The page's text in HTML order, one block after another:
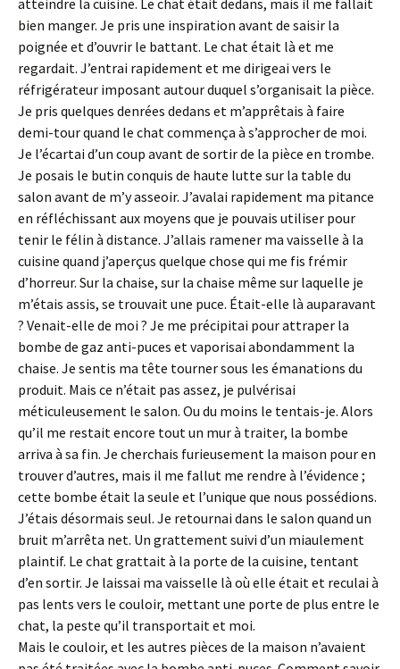
atteindre la cuisine. Le chat était dedans, mais il me fallait
bien manger. Je pris une inspiration avant de saisir la
poignée et d’ouvrir le battant. Le chat était là et me
regardait. J’entrai rapidement et me dirigeai vers le
réfrigérateur imposant autour duquel s’organisait la pièce.
Je pris quelques denrées dedans et m’apprêtais à faire
demi-tour quand le chat commença à s’approcher de moi.
Je l’écartai d’un coup avant de sortir de la pièce en trombe.
Je posais le butin conquis de haute lutte sur la table du
salon avant de m’y asseoir. J’avalai rapidement ma pitance
en réfléchissant aux moyens que je pouvais utiliser pour
tenir le félin à distance. J’allais ramener ma vaisselle à la
cuisine quand j’aperçus quelque chose qui me fis frémir
d’horreur. Sur la chaise, sur la chaise même sur laquelle je
m’étais assis, se trouvait une puce. Était-elle là auparavant
? Venait-elle de moi ? Je me précipitai pour attraper la
bombe de gaz anti-puces et vaporisai abondamment la
chaise. Je sentis ma tête tourner sous les émanations du
produit. Mais ce n’était pas assez, je pulvérisai
méticuleusement le salon. Ou du moins le tentais-je. Alors
qu’il me restait encore tout un mur à traiter, la bombe
arriva à sa fin. Je cherchais furieusement la maison pour en
trouver d’autres, mais il me fallut me rendre à l’évidence ;
cette bombe était la seule et l’unique que nous possédions.
J’étais désormais seul. Je retournai dans le salon quand un
bruit m’arrêta net. Un grattement suivi d’un miaulement
plaintif. Le chat grattait à la porte de la cuisine, tentant
d’en sortir. Je laissai ma vaisselle là où elle était et reculai à
pas lents vers le couloir, mettant une porte de plus entre le
chat, la peste qu’il transportait et moi.
Mais le couloir, et les autres pièces de la maison n’avaient